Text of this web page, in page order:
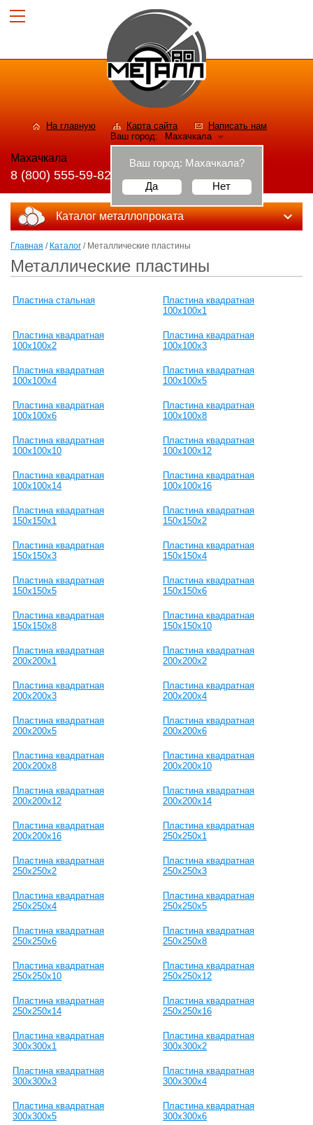
На главную Карта сайта
Написать нам
Ваш город:
Махачкала
Ваш город: Махачкала?
Да
Нет
Махачкала
8 (800) 555-59-82
Каталог металлопроката
Главная / Каталог / Металлические пластины
Металлические пластины
Пластина стальная
Пластина квадратная
100х100х1
Пластина квадратная
100х100х2
Пластина квадратная
100х100х3
Пластина квадратная
100х100х4
Пластина квадратная
100х100х5
Пластина квадратная
100х100х6
Пластина квадратная
100х100х8
Пластина квадратная
100х100х10
Пластина квадратная
100х100х12
Пластина квадратная
100х100х14
Пластина квадратная
100х100х16
Пластина квадратная
150х150х1
Пластина квадратная
150х150х2
Пластина квадратная
150х150х3
Пластина квадратная
150х150х4
Пластина квадратная
150х150х5
Пластина квадратная
150х150х6
Пластина квадратная
150х150х8
Пластина квадратная
150х150х10
Пластина квадратная
200х200х1
Пластина квадратная
200х200х2
Пластина квадратная
200х200х3
Пластина квадратная
200х200х4
Пластина квадратная
200х200х5
Пластина квадратная
200х200х6
Пластина квадратная
200х200х8
Пластина квадратная
200х200х10
Пластина квадратная
200х200х12
Пластина квадратная
200х200х14
Пластина квадратная
200х200х16
Пластина квадратная
250х250х1
Пластина квадратная
250х250х2
Пластина квадратная
250х250х3
Пластина квадратная
250х250х4
Пластина квадратная
250х250х5
Пластина квадратная
250х250х6
Пластина квадратная
250х250х8
Пластина квадратная
250х250х10
Пластина квадратная
250х250х12
Пластина квадратная
250х250х14
Пластина квадратная
250х250х16
Пластина квадратная
300х300х1
Пластина квадратная
300х300х2
Пластина квадратная
300х300х3
Пластина квадратная
300х300х4
Пластина квадратная
300х300х5
Пластина квадратная
300х300х6